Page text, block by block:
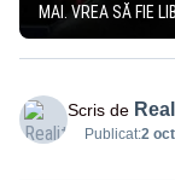
MAI. VREA SĂ FIE
Scris de
Publicat:2